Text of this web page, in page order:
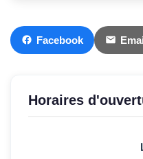
Facebook
Horaires